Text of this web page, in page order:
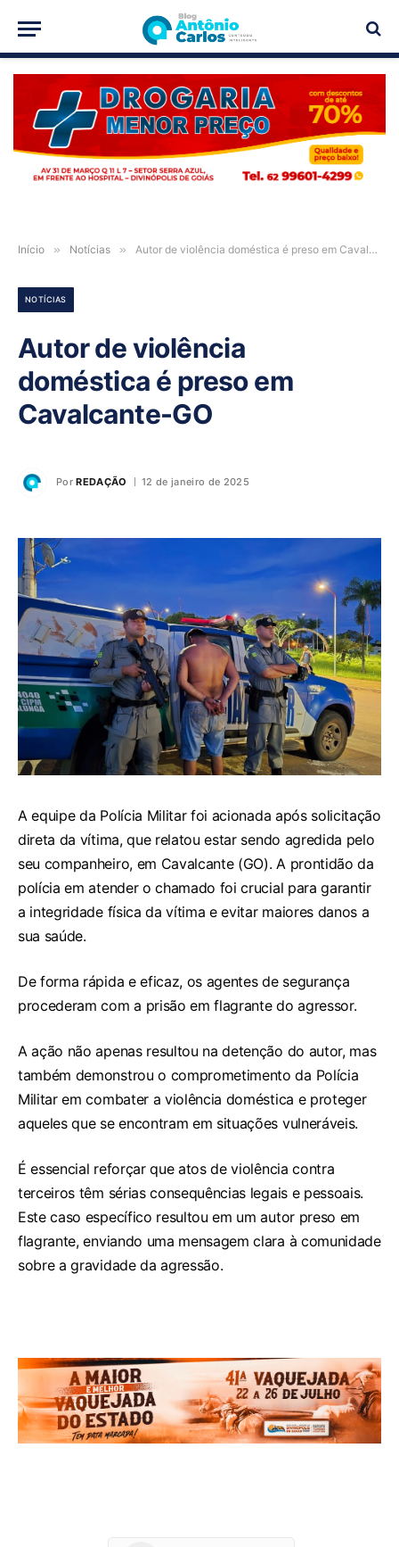
PUBLICIDADE
Início » Notícias » Autor de violência doméstica é preso em Cavalcante-GO
NOTÍCIAS
Autor de violência
doméstica é preso em
Cavalcante-GO
Por REDAÇÃO 12 de janeiro de 2025
A equipe da Polícia Militar foi acionada após solicitação
direta da vítima, que relatou estar sendo agredida pelo
seu companheiro, em Cavalcante (GO). A prontidão da
polícia em atender o chamado foi crucial para garantir
a integridade física da vítima e evitar maiores danos a
sua saúde.
De forma rápida e eficaz, os agentes de segurança
procederam com a prisão em flagrante do agressor.
A ação não apenas resultou na detenção do autor, mas
também demonstrou o comprometimento da Polícia
Militar em combater a violência doméstica e proteger
aqueles que se encontram em situações vulneráveis.
É essencial reforçar que atos de violência contra
terceiros têm sérias consequências legais e pessoais.
Este caso específico resultou em um autor preso em
flagrante, enviando uma mensagem clara à comunidade
sobre a gravidade da agressão.